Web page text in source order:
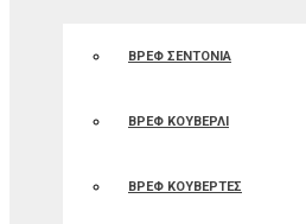
ΒΡΕΦ ΣΕΝΤΟΝΙΑ
ΒΡΕΦ ΚΟΥΒΕΡΛΙ
ΒΡΕΦ ΚΟΥΒΕΡΤΕΣ